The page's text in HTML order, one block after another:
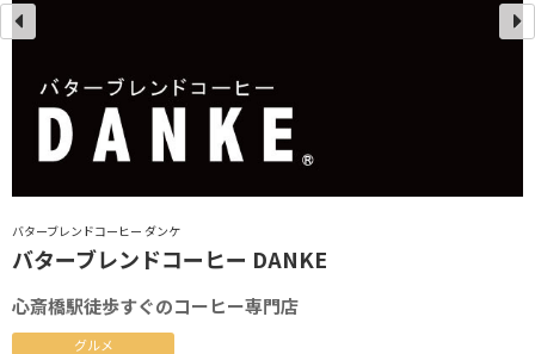
バターブレンドコーヒー ダンケ
バターブレンドコーヒー DANKE
心斎橋駅徒歩すぐのコーヒー専門店
グルメ